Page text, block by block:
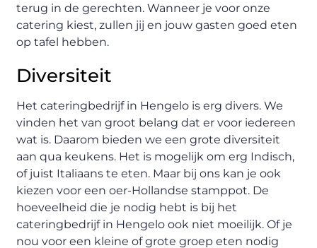
terug in de gerechten. Wanneer je voor onze
catering kiest, zullen jij en jouw gasten goed eten
op tafel hebben.
Diversiteit
Het cateringbedrijf in Hengelo is erg divers. We
vinden het van groot belang dat er voor iedereen
wat is. Daarom bieden we een grote diversiteit
aan qua keukens. Het is mogelijk om erg Indisch,
of juist Italiaans te eten. Maar bij ons kan je ook
kiezen voor een oer-Hollandse stamppot. De
hoeveelheid die je nodig hebt is bij het
cateringbedrijf in Hengelo ook niet moeilijk. Of je
nou voor een kleine of grote groep eten nodig